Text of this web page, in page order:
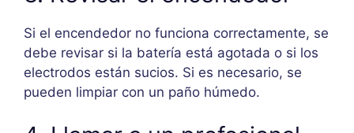
Si el encendedor no funciona correctamente, se
debe revisar si la batería está agotada o si los
electrodos están sucios. Si es necesario, se
pueden limpiar con un paño húmedo.